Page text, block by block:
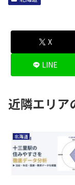
X
LINE
近隣エリア
北海道